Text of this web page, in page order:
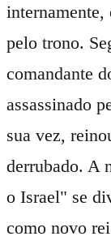
internamente,
pelo trono.
comandante
assassinado
sua vez,
derrubado. A
o Israel" se
como novo